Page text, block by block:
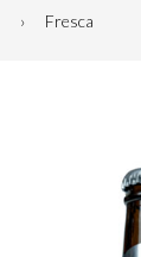
› Fresca